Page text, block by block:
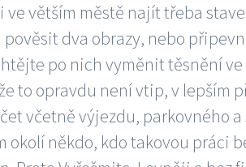
ve větším městě najít třeba
pověsit dva obrazy, nebo
po nich vyměnit těsnění
to opravdu není vtip, v lepším
včetně výjezdu, parkovného
okolí někdo, kdo takovou práci